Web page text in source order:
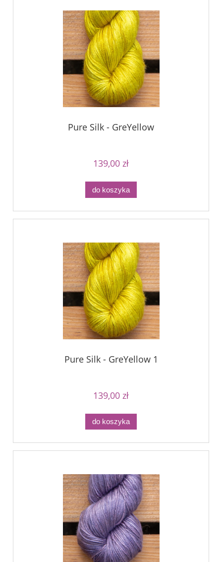
Pure Silk - GreYellow
139,00 zł
do koszyka
Pure Silk - GreYellow 1
139,00 zł
do koszyka